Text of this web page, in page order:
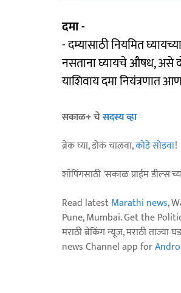
दमा -
- दम्यासाठी नियमित
नसताना घ्यायचे औषध, असे
याशिवाय दमा नियंत्रणात
सकाळ+ चेसदस्य व्हा
ब्रेक घ्या, डोकं चालवा,कोडे सोडवा!
शॉपिंगसाठी 'सकाळ प्राईम
Read latestMarathi news,
Pune, Mumbai. Get the
मराठी ब्रेकिंग न्यूज, मराठी
news Channel app for